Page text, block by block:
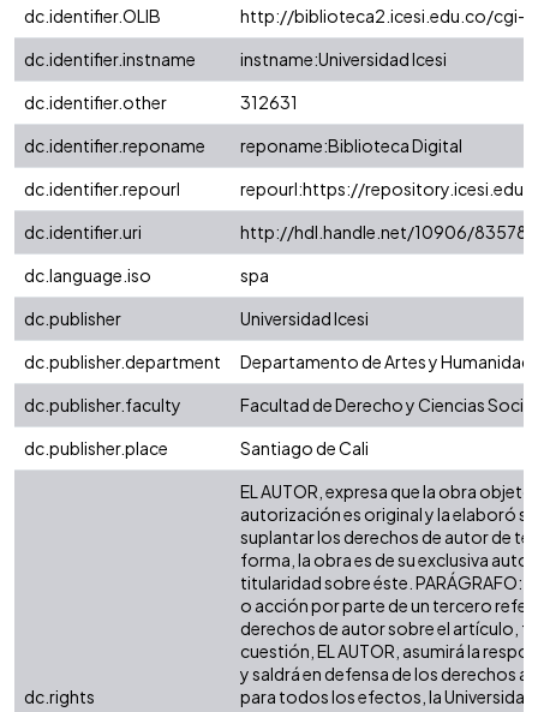
dc.identifier.OLIB
http://biblioteca2.icesi.edu.co/cgi-
dc.identifier.instname
instname:Universidad Icesi
dc.identifier.other
312631
dc.identifier.reponame
reponame:Biblioteca Digital
dc.identifier.repourl
repourl:https://
dc.identifier.uri
http://hdl.handle.net/10906/83578
dc.language.iso
spa
dc.publisher
Universidad Icesi
dc.publisher.department
Departamento de Artes y
dc.publisher.faculty
Facultad de Derecho y Ciencias
dc.publisher.place
Santiago de Cali
dc.rights
EL AUTOR, expresa que la obra
autorización es original y la elaboró
suplantar los derechos de autor de
forma, la obra es de su exclusiva
titularidad sobre éste. PARÁGRAFO:
o acción por parte de un tercero
derechos de autor sobre el artículo,
cuestión, EL AUTOR, asumirá la
y saldrá en defensa de los derechos
para todos los efectos, la Universidad